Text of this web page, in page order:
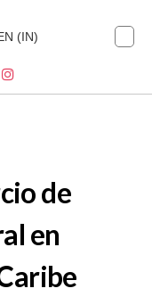
(IN)
de
en